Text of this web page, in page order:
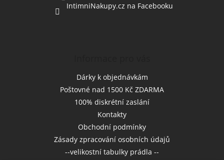
IntimniNakupy.cz na Facebooku
Dárky k objednávkám
Poštovné nad 1500 Kč ZDARMA
100% diskrétní zaslání
Kontakty
Obchodní podmínky
Zásady zpracování osobních údajů
--velikostní tabulky prádla --